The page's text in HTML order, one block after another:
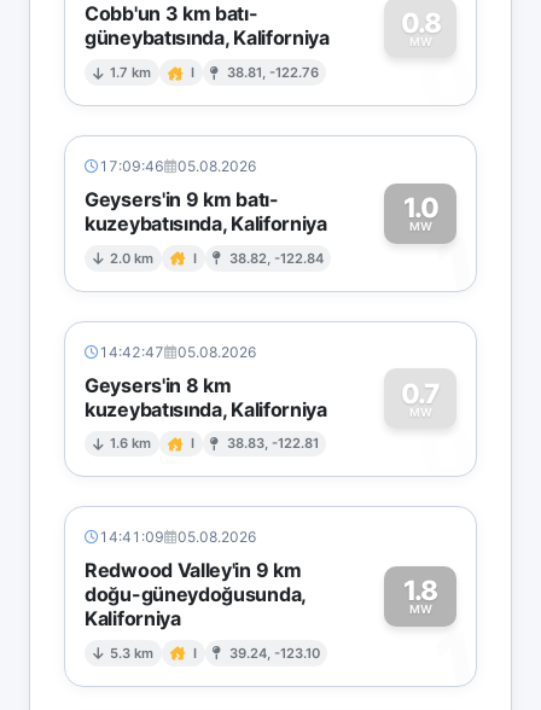
Cobb'un 3 km batı-
güneybatısında, Kaliforniya
1.7 km I 38.81, -122.76
0.8
MW
0
17:09:46 05.08.2026
Geysers'in 9 km batı-
kuzeybatısında, Kaliforniya
2.0 km I 38.82, -122.84
1.0
MW1
14:42:47 05.08.2026
Geysers'in 8 km
kuzeybatısında, Kaliforniya
1.6 km I 38.83, -122.81
0.7
MW
0
14:41:09 05.08.2026
Redwood Valley'in 9 km
doğu-güneydoğusunda,
Kaliforniya
5.3 km I 39.24, -123.10
1.8
MW
1